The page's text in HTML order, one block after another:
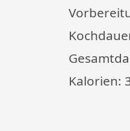
Kalorien: